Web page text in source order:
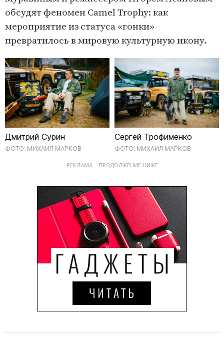
обсудят феномен Camel Trophy: как
мероприятие из статуса «гонки»
превратилось в мировую культурную икону.
Дмитрий Сурин
ФОТО: МИХАИЛ МАРКОВ
Сергей Трофименко
ФОТО: МИХАИЛ МАРКОВ
РЕКЛАМА – ПРОДОЛЖЕНИЕ НИЖЕ